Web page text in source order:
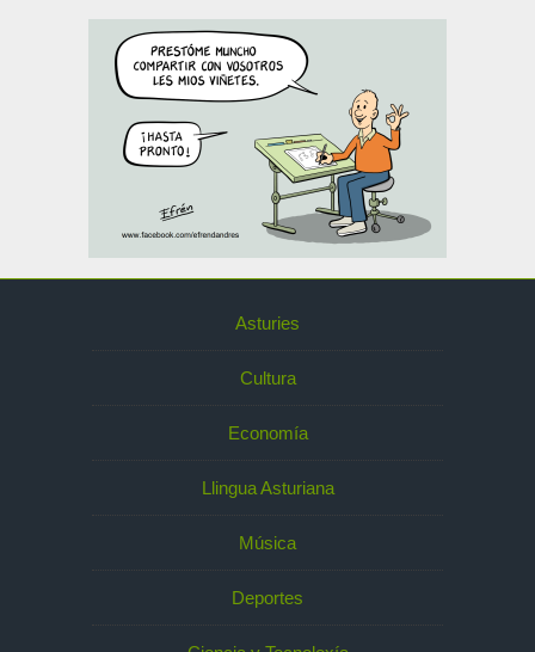
Asturies
Cultura
Economía
Llingua Asturiana
Música
Deportes